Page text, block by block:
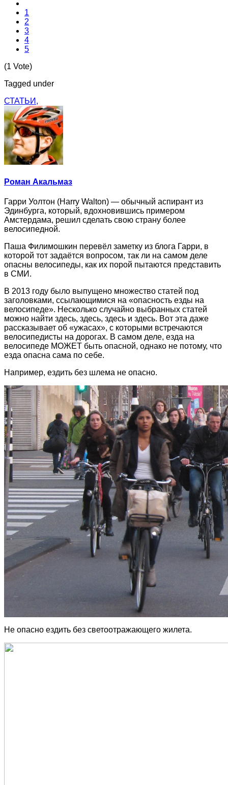
1
2
3
4
5
(1 Vote)
Tagged under
СТАТЬИ,
Роман Акальмаз
Гарри Уолтон (Harry Walton) — обычный аспирант из
Эдинбурга, который, вдохновившись примером
Амстердама, решил сделать свою страну более
велосипедной.
Паша Филимошкин перевёл заметку из блога Гарри, в
которой тот задаётся вопросом, так ли на самом деле
опасны велосипеды, как их порой пытаются представить
в СМИ.
В 2013 году было выпущено множество статей под
заголовками, ссылающимися на «опасность езды на
велосипеде». Несколько случайно выбранных статей
можно найти здесь, здесь, здесь и здесь. Вот эта даже
рассказывает об «ужасах», с которыми встречаются
велосипедисты на дорогах. В самом деле, езда на
велосипеде МОЖЕТ быть опасной, однако не потому, что
езда опасна сама по себе.
Например, ездить без шлема не опасно.
Не опасно ездить без светоотражающего жилета.